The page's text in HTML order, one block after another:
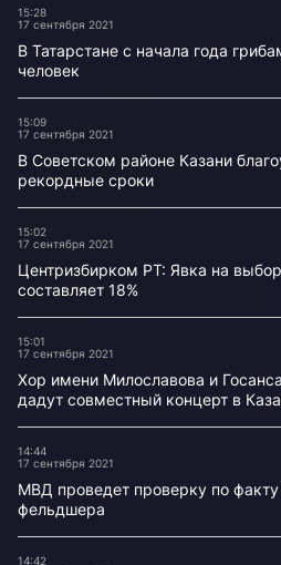
15:28
17 сентября 2021
В Татарстане с начала года
человек
15:09
17 сентября 2021
В Советском районе Казани
рекордные сроки
15:02
17 сентября 2021
Центризбирком РТ: Явка на
составляет 18%
15:01
17 сентября 2021
Хор имени Милославова и
дадут совместный концерт в
14:44
17 сентября 2021
МВД проведет проверку по
фельдшера
14:42